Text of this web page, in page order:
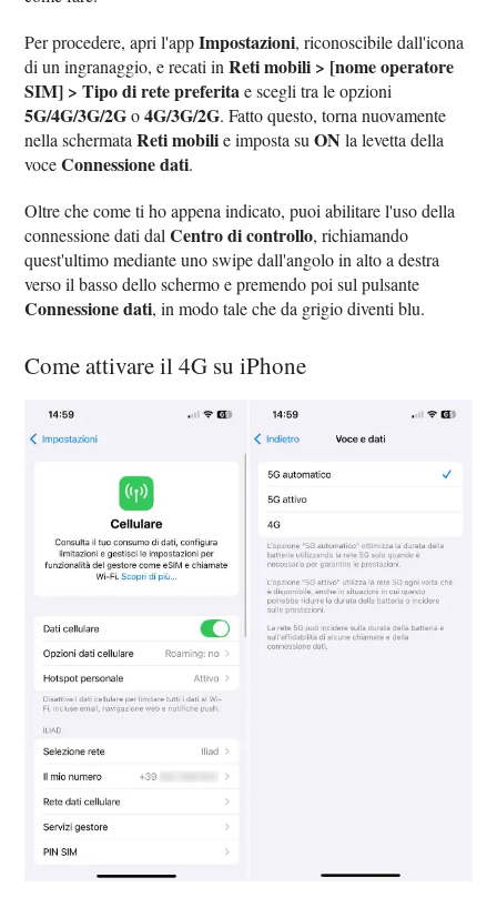
Per procedere, apri l'appImpostazioni, riconoscibile dall'icona
di un ingranaggio, e recati inReti mobili > [nome operatore
SIM] > Tipo di rete preferitae scegli tra le opzioni
5G/4G/3G/2Go4G/3G/2G. Fatto questo, torna nuovamente
nella schermataReti mobilie imposta suON la levetta della
voceConnessione dati.
Oltre che come ti ho appena indicato, puoi abilitare l'uso della
connessione dati dalCentro di controllo, richiamando
quest'ultimo mediante uno swipe dall'angolo in alto a destra
verso il basso dello schermo e premendo poi sul pulsante
Connessione dati, in modo tale che da grigio diventi blu.
Come attivare il 4G su iPhone